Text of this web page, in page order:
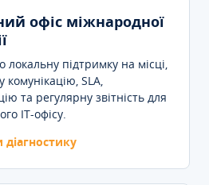
офіс міжнародної
локальну підтримку на місці,
комунікацію, SLA,
та регулярну звітність для
IT-офісу.